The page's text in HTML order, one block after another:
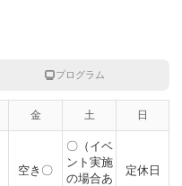
プログラム
金 土 日
空き〇
〇（イベ
ント実施
の場合あ
定休日